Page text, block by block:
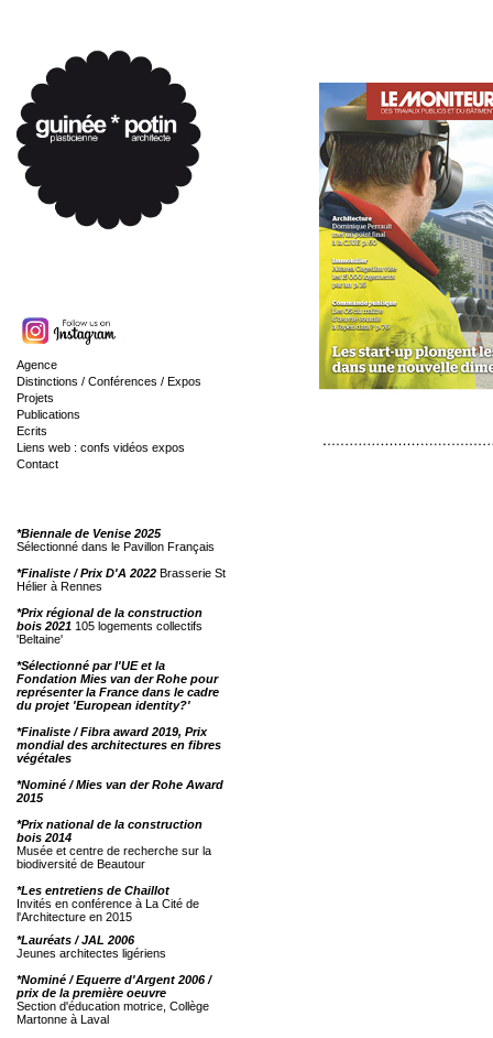
Agence
Distinctions / Conférences / Expos
Projets
Publications
Ecrits
Liens web : confs vidéos expos
Contact
*Biennale de Venise 2025
Sélectionné dans le Pavillon Français
*Finaliste / Prix D'A 2022 Brasserie St
Hélier à Rennes
*Prix régional de la construction
bois 2021 105 logements collectifs
'Beltaine'
*Sélectionné par l'UE et la
Fondation Mies van der Rohe pour
représenter la France dans le cadre
du projet 'European identity?'
*Finaliste / Fibra award 2019, Prix
mondial des architectures en fibres
végétales
*Nominé / Mies van der Rohe Award
2015
*Prix national de la construction
bois 2014
Musée et centre de recherche sur la
biodiversité de Beautour
*Les entretiens de Chaillot
Invités en conférence à La Cité de
l'Architecture en 2015
*Lauréats / JAL 2006
Jeunes architectes ligériens
*Nominé / Equerre d'Argent 2006 /
prix de la première oeuvre
Section d'éducation motrice, Collège
Martonne à Laval